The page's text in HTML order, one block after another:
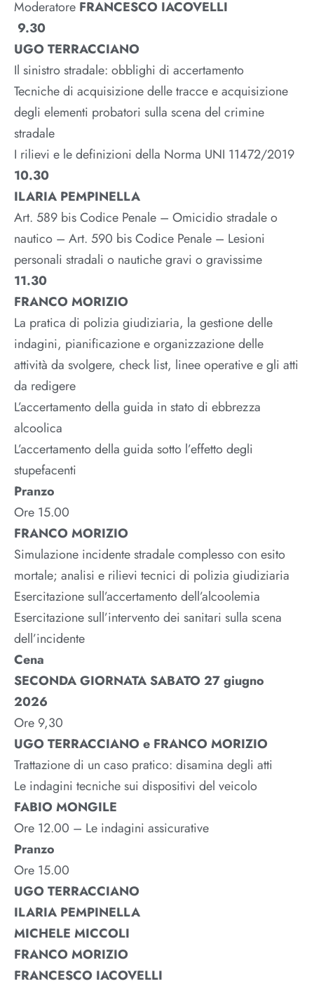
Moderatore FRANCESCO IACOVELLI
9.30
UGO TERRACCIANO
Il sinistro stradale: obblighi di accertamento
Tecniche di acquisizione delle tracce e acquisizione
degli elementi probatori sulla scena del crimine
stradale
I rilievi e le definizioni della Norma UNI 11472/2019
10.30
ILARIA PEMPINELLA
Art. 589 bis Codice Penale – Omicidio stradale o
nautico – Art. 590 bis Codice Penale – Lesioni
personali stradali o nautiche gravi o gravissime
11.30
FRANCO MORIZIO
La pratica di polizia giudiziaria, la gestione delle
indagini, pianificazione e organizzazione delle
attività da svolgere, check list, linee operative e gli atti
da redigere
L’accertamento della guida in stato di ebbrezza
alcoolica
L’accertamento della guida sotto l’effetto degli
stupefacenti
Pranzo
Ore 15.00
FRANCO MORIZIO
Simulazione incidente stradale complesso con esito
mortale; analisi e rilievi tecnici di polizia giudiziaria
Esercitazione sull’accertamento dell’alcoolemia
Esercitazione sull’intervento dei sanitari sulla scena
dell’incidente
Cena
SECONDA GIORNATA SABATO 27 giugno
2026
Ore 9,30
UGO TERRACCIANO e FRANCO MORIZIO
Trattazione di un caso pratico: disamina degli atti
Le indagini tecniche sui dispositivi del veicolo
FABIO MONGILE
Ore 12.00 – Le indagini assicurative
Pranzo
Ore 15.00
UGO TERRACCIANO
ILARIA PEMPINELLA
MICHELE MICCOLI
FRANCO MORIZIO
FRANCESCO IACOVELLI